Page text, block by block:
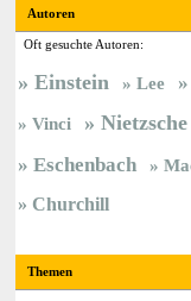
Autoren
Oft gesuchte Autoren:
Einstein Lee
Vinci Nietzsche
Eschenbach
Churchill
Themen